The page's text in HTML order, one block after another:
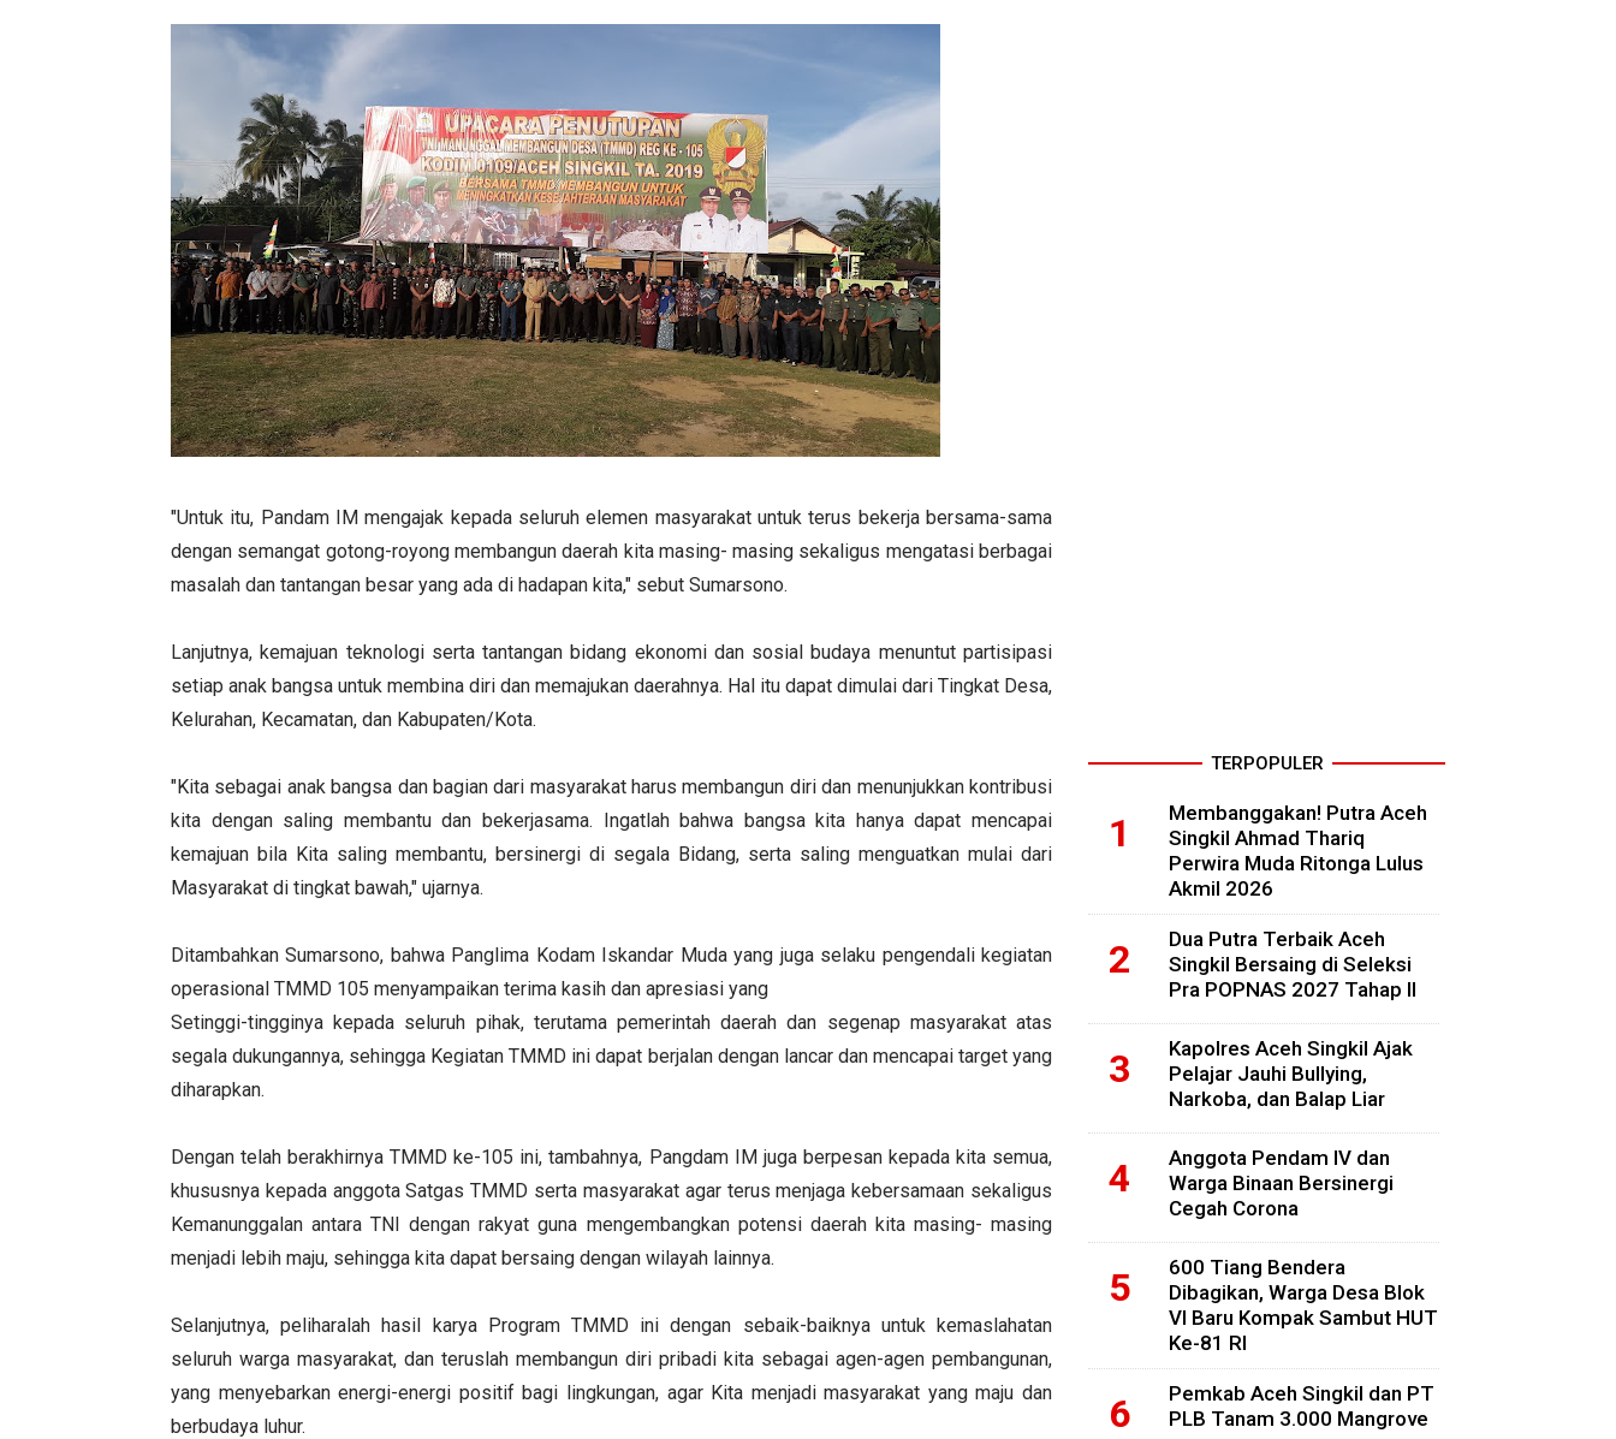
"Untuk itu, Pandam IM mengajak kepada seluruh elemen masyarakat untuk terus bekerja bersama-sama
dengan semangat gotong-royong membangun daerah kita masing- masing sekaligus mengatasi berbagai
masalah dan tantangan besar yang ada di hadapan kita," sebut Sumarsono.
Lanjutnya, kemajuan teknologi serta tantangan bidang ekonomi dan sosial budaya menuntut partisipasi
setiap anak bangsa untuk membina diri dan memajukan daerahnya. Hal itu dapat dimulai dari Tingkat Desa,
Kelurahan, Kecamatan, dan Kabupaten/Kota.
"Kita sebagai anak bangsa dan bagian dari masyarakat harus membangun diri dan menunjukkan kontribusi
kita dengan saling membantu dan bekerjasama. Ingatlah bahwa bangsa kita hanya dapat mencapai
kemajuan bila Kita saling membantu, bersinergi di segala Bidang, serta saling menguatkan mulai dari
Masyarakat di tingkat bawah," ujarnya.
Ditambahkan Sumarsono, bahwa Panglima Kodam Iskandar Muda yang juga selaku pengendali kegiatan
operasional TMMD 105 menyampaikan terima kasih dan apresiasi yang
Setinggi-tingginya kepada seluruh pihak, terutama pemerintah daerah dan segenap masyarakat atas
segala dukungannya, sehingga Kegiatan TMMD ini dapat berjalan dengan lancar dan mencapai target yang
diharapkan.
Dengan telah berakhirnya TMMD ke-105 ini, tambahnya, Pangdam IM juga berpesan kepada kita semua,
khususnya kepada anggota Satgas TMMD serta masyarakat agar terus menjaga kebersamaan sekaligus
Kemanunggalan antara TNI dengan rakyat guna mengembangkan potensi daerah kita masing- masing
menjadi lebih maju, sehingga kita dapat bersaing dengan wilayah lainnya.
Selanjutnya, peliharalah hasil karya Program TMMD ini dengan sebaik-baiknya untuk kemaslahatan
seluruh warga masyarakat, dan teruslah membangun diri pribadi kita sebagai agen-agen pembangunan,
yang menyebarkan energi-energi positif bagi lingkungan, agar Kita menjadi masyarakat yang maju dan
berbudaya luhur.
TERPOPULER
Membanggakan! Putra Aceh
Singkil Ahmad Thariq
Perwira Muda Ritonga Lulus
Akmil 2026
Dua Putra Terbaik Aceh
Singkil Bersaing di Seleksi
Pra POPNAS 2027 Tahap II
Kapolres Aceh Singkil Ajak
Pelajar Jauhi Bullying,
Narkoba, dan Balap Liar
Anggota Pendam IV dan
Warga Binaan Bersinergi
Cegah Corona
600 Tiang Bendera
Dibagikan, Warga Desa Blok
VI Baru Kompak Sambut HUT
Ke-81 RI
Pemkab Aceh Singkil dan PT
PLB Tanam 3.000 Mangrove